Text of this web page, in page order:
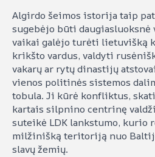
Algirdo šeimos istorija taip
sugebėjo būti daugiasluoksnė
vaikai galėjo turėti lietuvišką
krikšto vardus, valdyti
vakarų ar rytų dinastijų
vienos politinės sistemos
tobula. Ji kūrė konfliktus,
kartais silpnino centrinę
suteikė LDK lankstumo, kurio
milžinišką teritoriją nuo
slavų žemių.